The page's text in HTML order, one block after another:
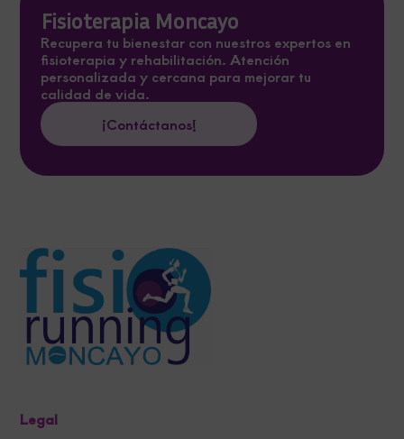
Fisioterapia Moncayo
Recupera tu bienestar con nuestros expertos en
fisioterapia y rehabilitación. Atención
personalizada y cercana para mejorar tu
calidad de vida.
¡Contáctanos!
Legal